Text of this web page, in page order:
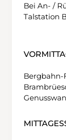
Bei An- /
Talstation
Bergbahn-